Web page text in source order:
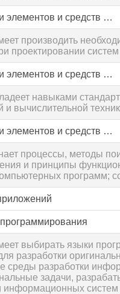
Основы теории надежности элементов и средств автоматики
производить
проектировании
Основы теории надежности элементов и средств автоматики
навыками
и вычислительной
Основы теории надежности элементов и средств автоматики
процессы, методы
и принципы
программ;
выбирать языки
разработки
разработки
задачи,
информационных систем